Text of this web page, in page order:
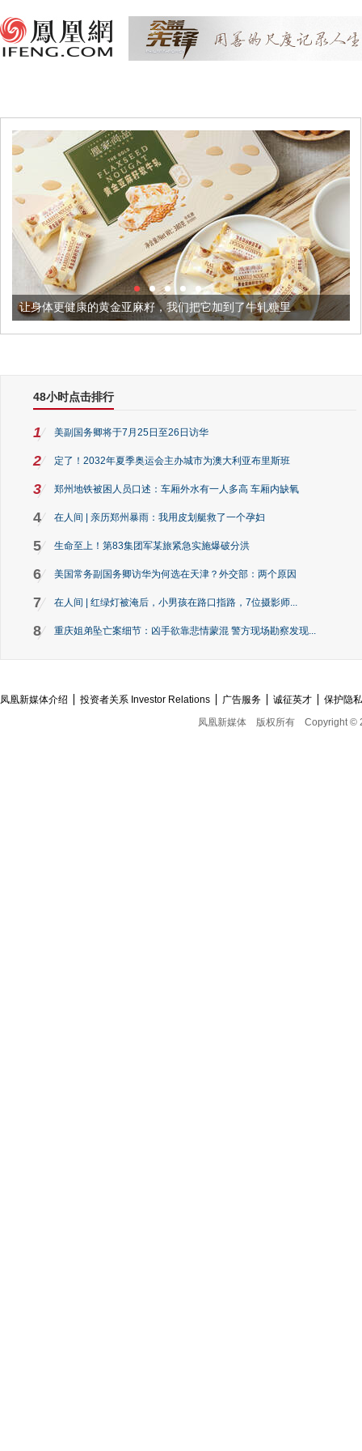
让身体更健康的黄金亚麻籽，我们把它加到了牛轧糖里
48小时点击排行
1 美副国务卿将于7月25日至26日访华
2 定了！2032年夏季奥运会主办城市为澳大利亚布里斯班
3 郑州地铁被困人员口述：车厢外水有一人多高 车厢内缺氧
4 在人间 | 亲历郑州暴雨：我用皮划艇救了一个孕妇
5 生命至上！第83集团军某旅紧急实施爆破分洪
6 美国常务副国务卿访华为何选在天津？外交部：两个原因
7 在人间 | 红绿灯被淹后，小男孩在路口指路，7位摄影师...
8 重庆姐弟坠亡案细节：凶手欲靠悲情蒙混 警方现场勘察发现...
凤凰新媒体介绍 投资者关系 Investor Relations 广告服务 诚征英才
保护隐
凤凰新媒体
版权所有 Copyright ©